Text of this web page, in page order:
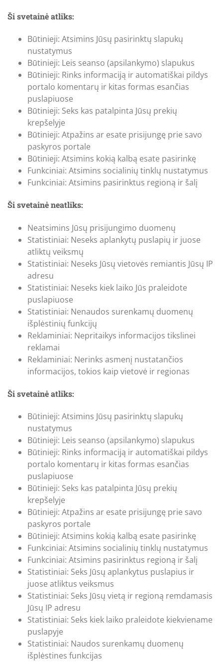
Ši svetainė atliks:
Būtinieji: Atsimins Jūsų pasirinktų slapukų
nustatymus
Būtinieji: Leis seanso (apsilankymo) slapukus
Būtinieji: Rinks informaciją ir automatiškai pildys
portalo komentarų ir kitas formas esančias
puslapiuose
Būtinieji: Seks kas patalpinta Jūsų prekių
krepšelyje
Būtinieji: Atpažins ar esate prisijungę prie savo
paskyros portale
Būtinieji: Atsimins kokią kalbą esate pasirinkę
Funkciniai: Atsimins socialinių tinklų nustatymus
Funkciniai: Atsimins pasirinktus regioną ir šalį
Ši svetainė neatliks:
Neatsimins Jūsų prisijungimo duomenų
Statistiniai: Neseks aplankytų puslapių ir juose
atliktų veiksmų
Statistiniai: Neseks Jūsų vietovės remiantis Jūsų IP
adresu
Statistiniai: Neseks kiek laiko Jūs praleidote
puslapiuose
Statistiniai: Nenaudos surenkamų duomenų
išplėstinių funkcijų
Reklaminiai: Nepritaikys informacijos tikslinei
reklamai
Reklaminiai: Nerinks asmenį nustatančios
informacijos, tokios kaip vietovė ir regionas
Ši svetainė atliks:
Būtinieji: Atsimins Jūsų pasirinktų slapukų
nustatymus
Būtinieji: Leis seanso (apsilankymo) slapukus
Būtinieji: Rinks informaciją ir automatiškai pildys
portalo komentarų ir kitas formas esančias
puslapiuose
Būtinieji: Seks kas patalpinta Jūsų prekių
krepšelyje
Būtinieji: Atpažins ar esate prisijungę prie savo
paskyros portale
Būtinieji: Atsimins kokią kalbą esate pasirinkę
Funkciniai: Atsimins socialinių tinklų nustatymus
Funkciniai: Atsimins pasirinktus regioną ir šalį
Statistiniai: Seks Jūsų aplankytus puslapius ir
juose atliktus veiksmus
Statistiniai: Seks Jūsų vietą ir regioną remdamasis
Jūsų IP adresu
Statistiniai: Seks kiek laiko praleidote kiekviename
puslapyje
Statistiniai: Naudos surenkamų duomenų
išplėstines funkcijas